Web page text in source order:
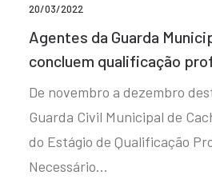
20/03/2022
Agentes da Guarda
concluem qualificação
De novembro a dezembro
Guarda Civil Municipal de
do Estágio de Qualificação
Necessário…